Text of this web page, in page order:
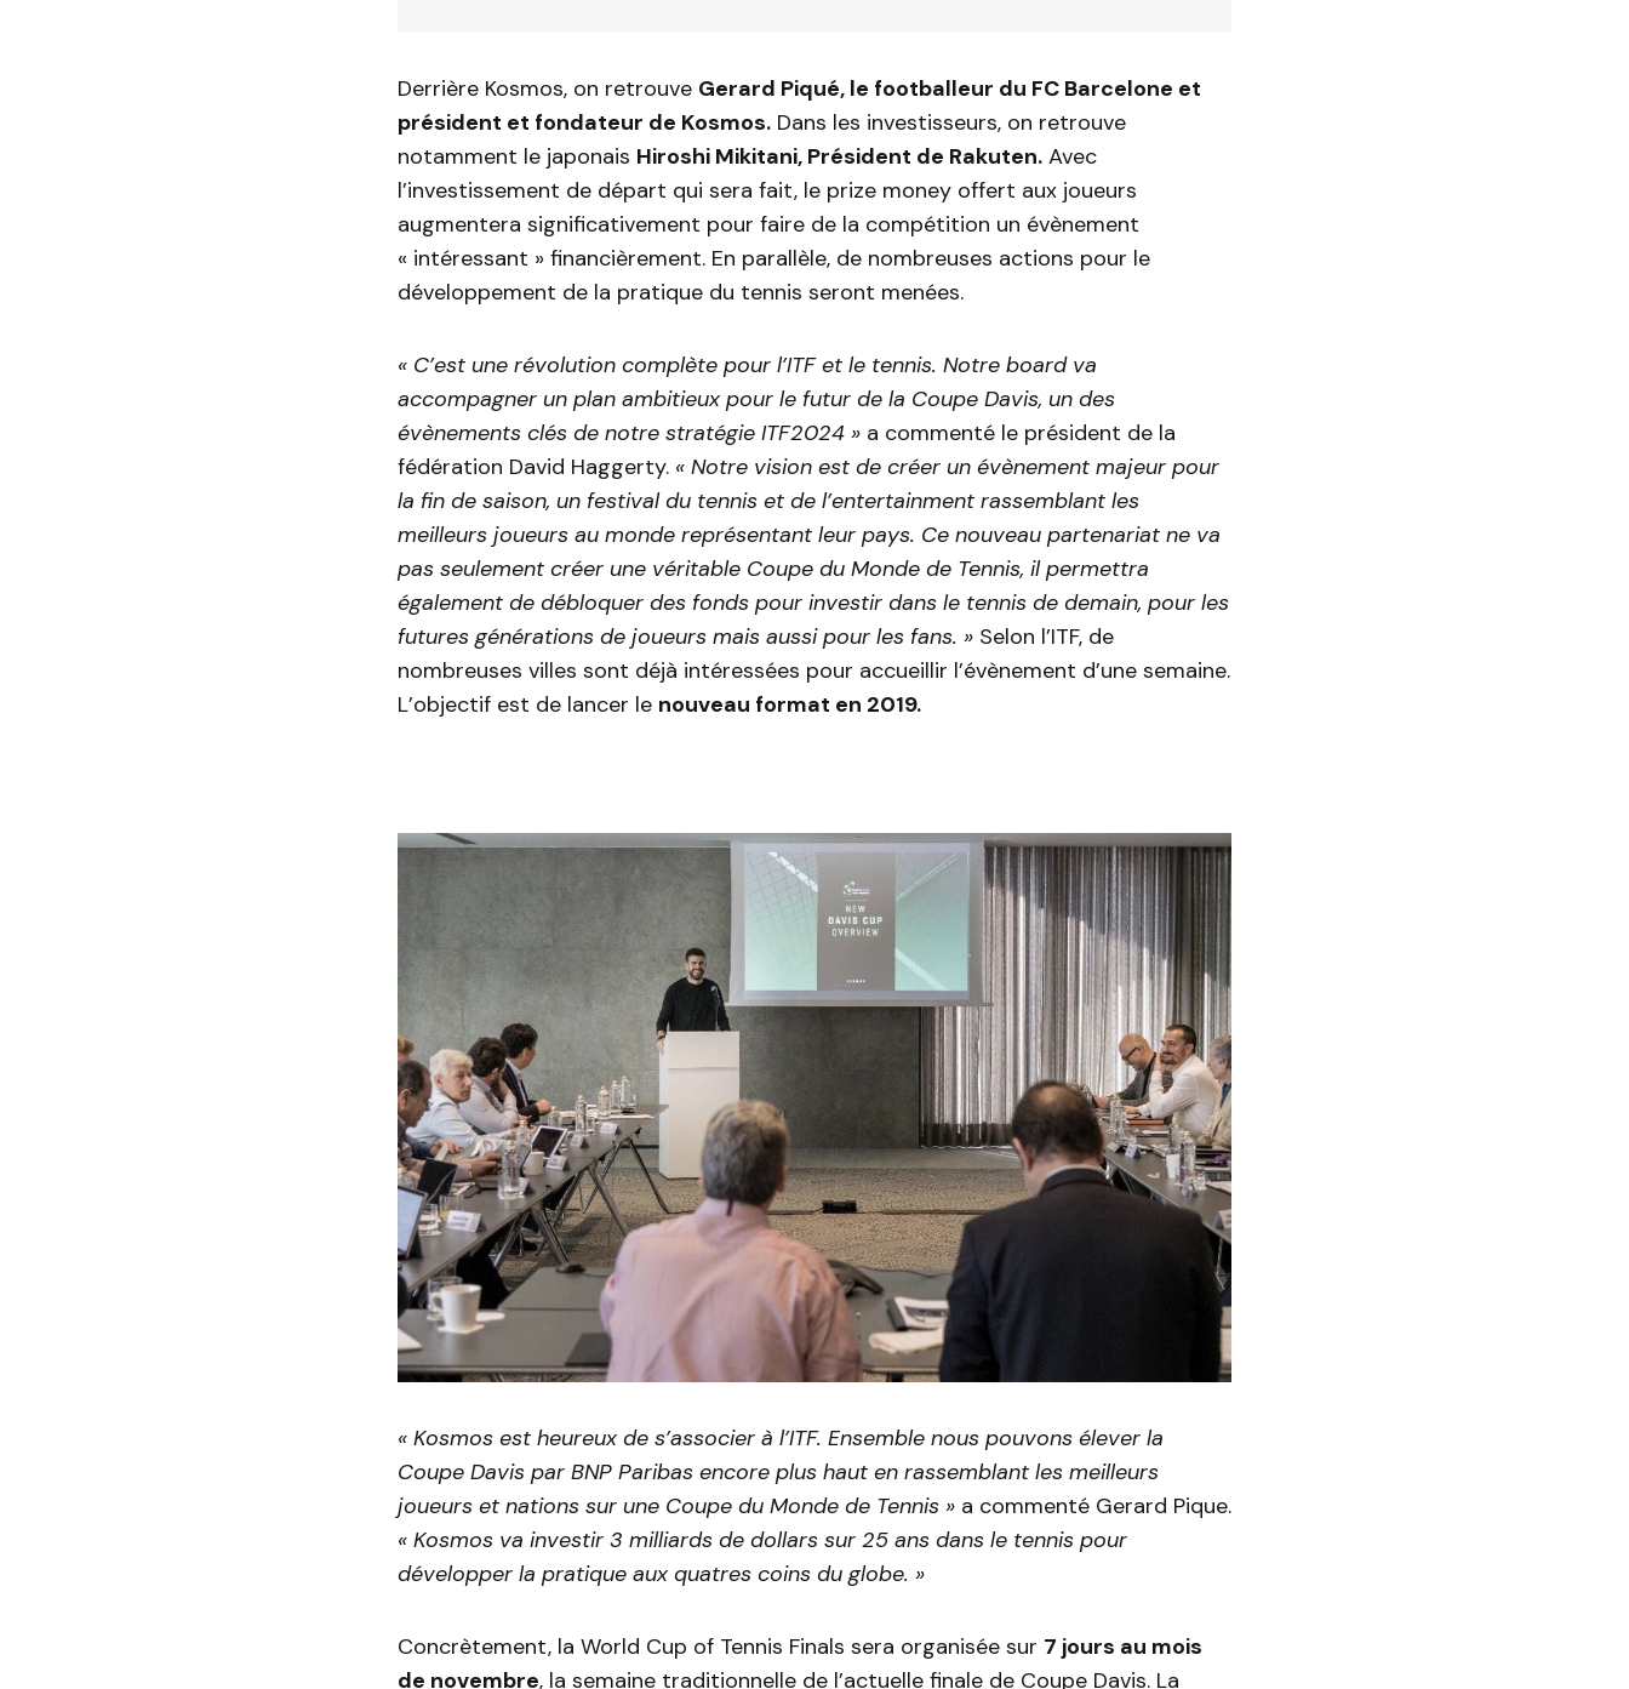
Derrière Kosmos, on retrouve Gerard Piqué, le footballeur du FC Barcelone et
président et fondateur de Kosmos. Dans les investisseurs, on retrouve
notamment le japonais Hiroshi Mikitani, Président de Rakuten. Avec
l’investissement de départ qui sera fait, le prize money offert aux joueurs
augmentera significativement pour faire de la compétition un évènement
« intéressant » financièrement. En parallèle, de nombreuses actions pour le
développement de la pratique du tennis seront menées.
« C’est une révolution complète pour l’ITF et le tennis. Notre board va
accompagner un plan ambitieux pour le futur de la Coupe Davis, un des
évènements clés de notre stratégie ITF2024 » a commenté le président de la
fédération David Haggerty. « Notre vision est de créer un évènement majeur pour
la fin de saison, un festival du tennis et de l’entertainment rassemblant les
meilleurs joueurs au monde représentant leur pays. Ce nouveau partenariat ne va
pas seulement créer une véritable Coupe du Monde de Tennis, il permettra
également de débloquer des fonds pour investir dans le tennis de demain, pour les
futures générations de joueurs mais aussi pour les fans. » Selon l’ITF, de
nombreuses villes sont déjà intéressées pour accueillir l’évènement d’une semaine.
L’objectif est de lancer le nouveau format en 2019.
« Kosmos est heureux de s’associer à l’ITF. Ensemble nous pouvons élever la
Coupe Davis par BNP Paribas encore plus haut en rassemblant les meilleurs
joueurs et nations sur une Coupe du Monde de Tennis » a commenté Gerard Pique.
« Kosmos va investir 3 milliards de dollars sur 25 ans dans le tennis pour
développer la pratique aux quatres coins du globe. »
Concrètement, la World Cup of Tennis Finals sera organisée sur 7 jours au mois
de novembre, la semaine traditionnelle de l’actuelle finale de Coupe Davis. La